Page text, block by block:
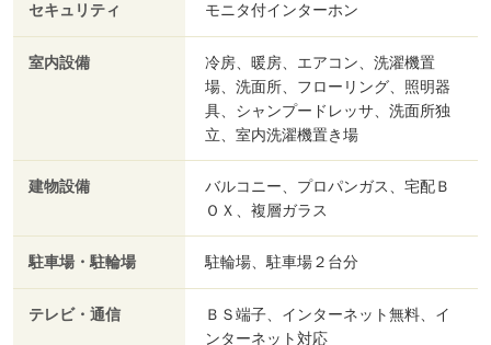
セキュリティ モニタ付インターホン
室内設備
冷房、暖房、エアコン、洗濯機置
場、洗面所、フローリング、照明器
具、シャンプードレッサ、洗面所独
立、室内洗濯機置き場
建物設備
バルコニー、プロパンガス、宅配Ｂ
ＯＸ、複層ガラス
駐車場・駐輪場 駐輪場、駐車場２台分
テレビ・通信
ＢＳ端子、インターネット無料、イ
ンターネット対応